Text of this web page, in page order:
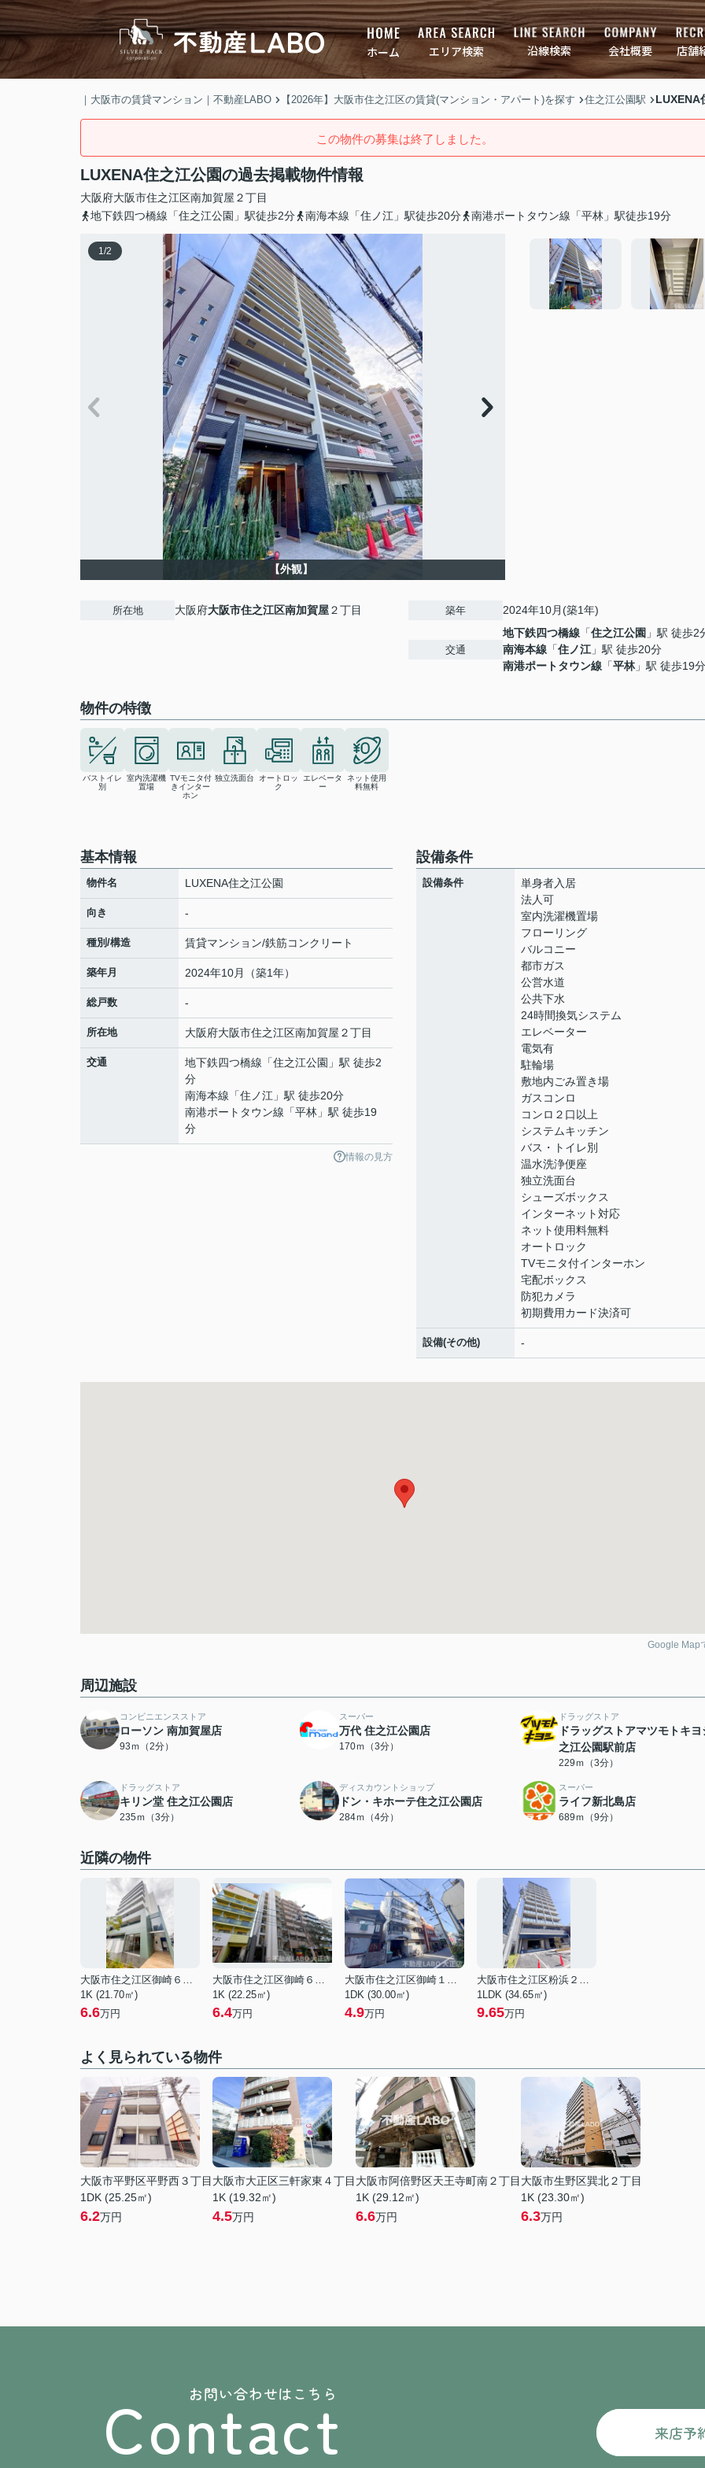
ホーム エリア検索 沿線検索 会社概要 店舗
｜大阪市の賃貸マンション｜不動産LABO 【2026年】大阪市住之江区の賃貸(マンション・アパート)を探す 住之江公園駅 LUXENA
この物件の募集は終了しました。
LUXENA住之江公園の過去掲載物件情報
大阪府大阪市住之江区南加賀屋 ２丁目
地下鉄四つ橋線「住之江公園」駅徒歩2分
南海本線「住ノ江」駅徒歩20分 南港ポートタウン線「平林」駅徒歩19分
1/2
【外観】
所在地 大阪府大阪市住之江区南加賀屋２丁目 築年 2024年10月(築1年)
交通
地下鉄四つ橋線 「住之江公園 」駅 徒歩2
南海本線 「住ノ江 」駅 徒歩20分
南港ポートタウン線 「平林」駅 徒歩19分
物件の特徴
バストイレ
別
室内洗濯機
置場
TVモニタ付
きインター
ホン
独立洗面台
オートロッ
ク
エレベータ
ー
ネット使用
料無料
基本情報
物件名 LUXENA住之江公園
向き -
種別/構造 賃貸マンション/鉄筋コンクリート
築年月 2024年10月（築1年）
総戸数 -
所在地 大阪府大阪市住之江区南加賀屋 ２丁目
交通 地下鉄四つ橋線 「住之江公園 」駅 徒歩2
分
南海本線 「住ノ江 」駅 徒歩20分
南港ポートタウン線 「平林 」駅 徒歩19
分
情報の見方
設備条件
設備条件
単身者入居
法人可
室内洗濯機置場
フローリング
バルコニー
都市ガス
公営水道
公共下水
24時間換気システム
エレベーター
電気有
駐輪場
敷地内ごみ置き場
ガスコンロ
コンロ２口以上
システムキッチン
バス・トイレ別
温水洗浄便座
独立洗面台
シューズボックス
インターネット対応
ネット使用料無料
オートロック
TVモニタ付インターホン
宅配ボックス
防犯カメラ
初期費用カード決済可
設備(その他) -
Google Map
周辺施設
コンビニエンスストア
ローソン 南加賀屋店
93ｍ（2分）
スーパー
万代 住之江公園店
170ｍ（3分）
ドラッグストア
ドラッグストアマツモトキヨ
之江公園駅前店
229ｍ（3分）
ドラッグストア
キリン堂 住之江公園店
235ｍ（3分）
ディスカウントショップ
ドン・キホーテ住之江公園店
284ｍ（4分）
スーパー
ライフ新北島店
689ｍ（9分）
近隣の物件
大阪市住之江区御崎６丁目
1K (21.70㎡)
6.6万円
大阪市住之江区御崎６丁目
1K (22.25㎡)
6.4万円
大阪市住之江区御崎１丁目
1DK (30.00㎡)
4.9万円
大阪市住之江区粉浜２丁目
1LDK (34.65㎡)
9.65万円
よく見られている物件
大阪市平野区平野西３丁目
1DK (25.25㎡)
6.2万円
大阪市大正区三軒家東４丁目
1K (19.32㎡)
4.5万円
大阪市阿倍野区天王寺町南２丁目
1K (29.12㎡)
6.6万円
大阪市生野区巽北２丁目
1K (23.30㎡)
6.3万円
お問い合わせはこちら
Contact 来店予